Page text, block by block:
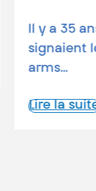
Il y a 35 ans,
signaient le
arms…
Lire la suite